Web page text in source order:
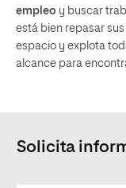
empleo y buscar
está bien repasar
espacio y explota
alcance para
Solicita